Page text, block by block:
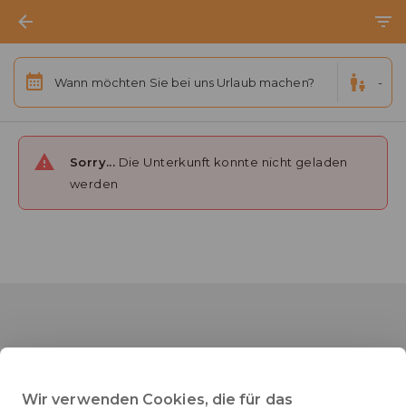
Wann möchten Sie bei uns Urlaub machen? -
Sorry... Die Unterkunft konnte nicht geladen
werden
Wir verwenden Cookies, die für das